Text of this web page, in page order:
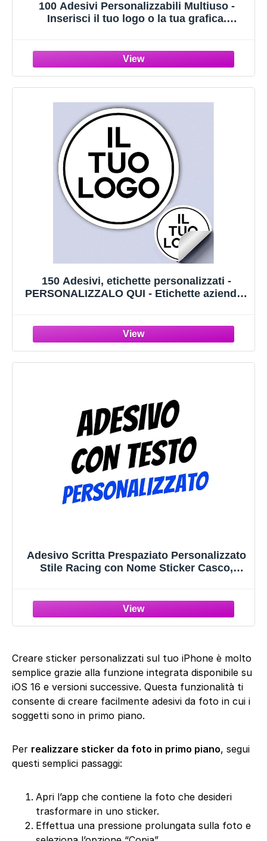
100 Adesivi Personalizzabili Multiuso -
Inserisci il tuo logo o la tua grafica.
Creativi (Circolare)
150 Adesivi, etichette personalizzati -
PERSONALIZZALO QUI - Etichette aziendali
Adesivo Scritta Prespaziato Personalizzato
Stile Racing con Nome Sticker Casco,
Creare sticker personalizzati sul tuo iPhone è molto
semplice grazie alla funzione integrata disponibile su
iOS 16 e versioni successive. Questa funzionalità ti
consente di creare facilmente adesivi da foto in cui i
soggetti sono in primo piano.
Per realizzare sticker da foto in primo piano, segui
questi semplici passaggi:
Apri l’app che contiene la foto che desideri
trasformare in uno sticker.
Effettua una pressione prolungata sulla foto e